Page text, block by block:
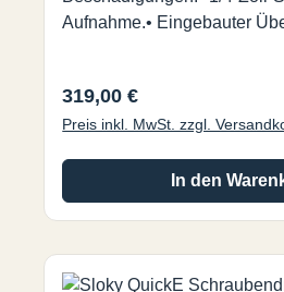
Aufnahme.• Eingebauter
LED-Licht und Micro-USB-
Ladeanschluss.Weitere Infos
Regulärer Preis:
319,00 €
Preis inkl. MwSt. zzgl.
In den